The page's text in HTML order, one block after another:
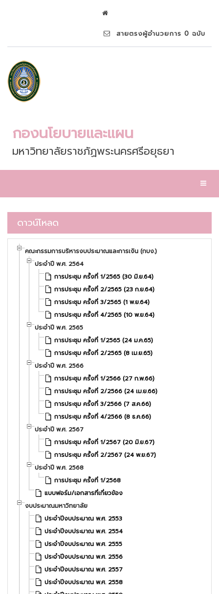
สายตรงผู้อำนวยการ 0 ฉบับ
กองนโยบายและแผน
มหาวิทยาลัยราชภัฏพระนครศรีอยุธยา
ดาวน์โหลด
คณะกรรมการบริหารงบประมาณและการเงิน (กบง.)
ประจำปี พ.ศ. 2564
การประชุม ครั้งที่ 1/2565 (30 มิ.ย.64)
การประชุม ครั้งที่ 2/2565 (23 ก.ย.64)
การประชุม ครั้งที่ 3/2565 (1 พ.ย.64)
การประชุม ครั้งที่ 4/2565 (10 พ.ย.64)
ประจำปี พ.ศ. 2565
การประชุม ครั้งที่ 1/2565 (24 ม.ค.65)
การประชุม ครั้งที่ 2/2565 (8 เม.ย.65)
ประจำปี พ.ศ. 2566
การประชุม ครั้งที่ 1/2566 (27 ก.พ.66)
การประชุม ครั้งที่ 2/2566 (24 เม.ย.66)
การประชุม ครั้งที่ 3/2566 (7 ส.ค.66)
การประชุม ครั้งที่ 4/2566 (8 ธ.ค.66)
ประจำปี พ.ศ. 2567
การประชุม ครั้งที่ 1/2567 (20 มิ.ย.67)
การประชุม ครั้งที่ 2/2567 (24 พ.ย.67)
ประจำปี พ.ศ. 2568
การประชุม ครั้งที่ 1/2568
แบบฟอร์ม/เอกสารที่เกี่ยวข้อง
งบประมาณมหาวิทยาลัย
ประจำปีงบประมาณ พ.ศ. 2553
ประจำปีงบประมาณ พ.ศ. 2554
ประจำปีงบประมาณ พ.ศ. 2555
ประจำปีงบประมาณ พ.ศ. 2556
ประจำปีงบประมาณ พ.ศ. 2557
ประจำปีงบประมาณ พ.ศ. 2558